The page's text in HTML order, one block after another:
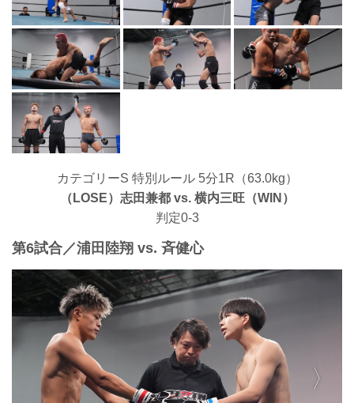
カテゴリーS 特別ルール 5分1R（63.0kg）
（LOSE）志田兼都 vs. 横内三旺（WIN）
判定0-3
第6試合／浦田陸翔 vs. 斉健心